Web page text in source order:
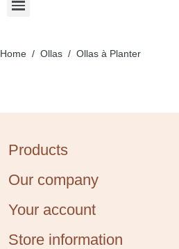
Home Ollas Ollas à Planter
Products
Our company
Your account
Store information